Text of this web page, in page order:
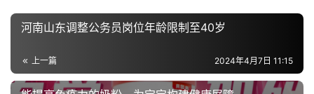
河南山东调整公务员岗位年龄限制至40岁
上一篇 2024年4月7日 11:15